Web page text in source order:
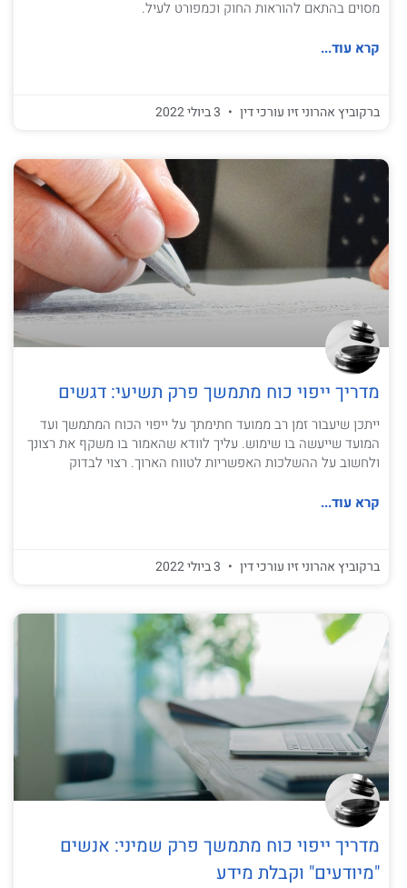
מסוים בהתאם להוראות החוק וכמפורט לעיל.
קרא עוד...
ברקוביץ אהרוני זיו עורכי דין
מדריך ייפוי כוח מתמשך פרק תשיעי: דגשים
ייתכן שיעבור זמן רב ממועד חתימתך על ייפוי הכוח המתמשך ועד
המועד שייעשה בו שימוש. עליך לוודא שהאמור בו משקף את רצונך
ולחשוב על ההשלכות האפשריות לטווח הארוך. רצוי לבדוק
קרא עוד...
ברקוביץ אהרוני זיו עורכי דין
מדריך ייפוי כוח מתמשך פרק שמיני: אנשים
"מיודעים" וקבלת מידע